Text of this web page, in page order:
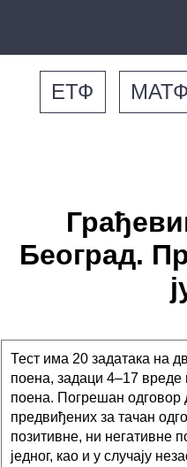
ЕТФ МАТФ
Београд.
Тест има 20 задатака на
поена, задаци 4–17
поена. Погрешан одговор
предвиђених за тачан
позитивне, ни негативне
једног, као и у случају